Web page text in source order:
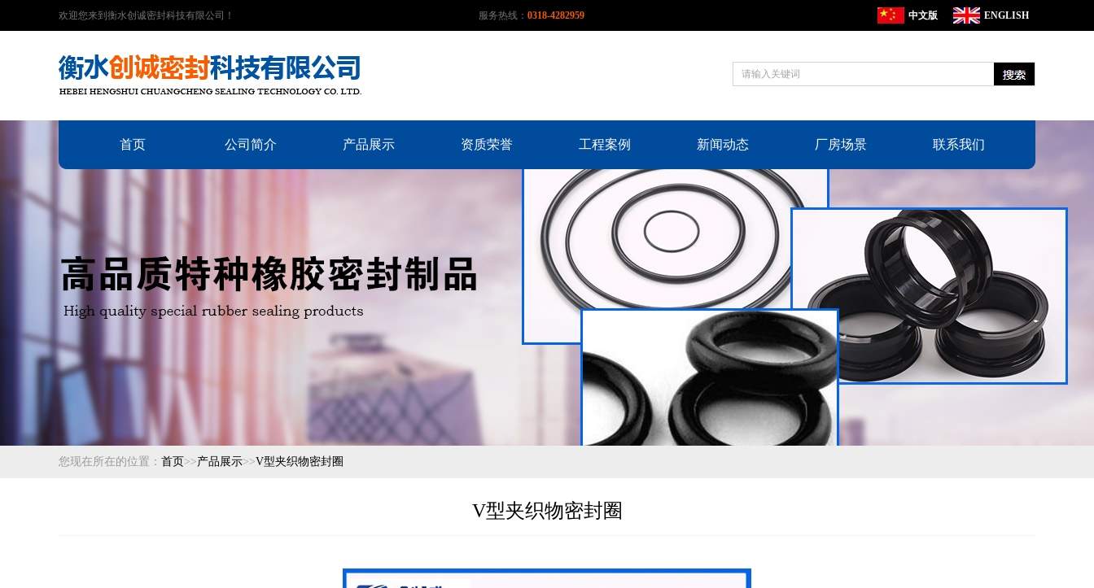
欢迎您来到衡水创诚密封科技有限公司！ 服务热线： 0318-4282959 中文版 ENGLISH
首页 公司简介 产品展示 资质荣誉 工程案例 新闻动态 厂房场景 联系我们
您现在所在的位置： 首页>>产品展示>>V型夹织物密封圈
V型夹织物密封圈